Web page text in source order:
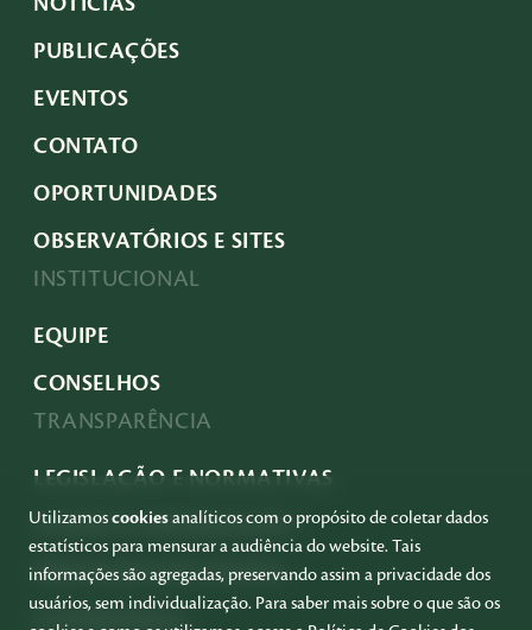
PUBLICAÇÕES
EVENTOS
CONTATO
OPORTUNIDADES
OBSERVATÓRIOS E SITES
INSTITUCIONAL
EQUIPE
CONSELHOS
TRANSPARÊNCIA
LEGISLAÇÃO E NORMATIVAS
ACESSO À INFORMAÇÃO
PRESTAÇÃO DE CONTAS
GOVERNANÇA
Utilizamoscookiesanalíticos com o propósito de coletar dados
estatísticos para mensurar a audiência do website. Tais
informações são agregadas, preservando assim a privacidade dos
usuários, sem individualização. Para saber mais sobre o que são os